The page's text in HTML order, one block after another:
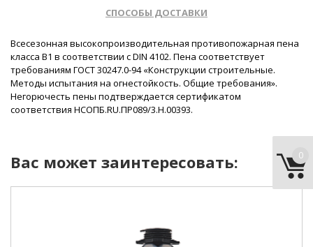
СПОСОБЫ ДОСТАВКИ
Всесезонная высокопроизводительная противопожарная пена
класса В1 в соответствии с DIN 4102. Пена соответствует
требованиям ГОСТ 30247.0-94 «Конструкции строительные.
Методы испытания на огнестойкость. Общие требования».
Негорючесть пены подтверждается сертификатом
соответствия НСОПБ.RU.ПР089/3.Н.00393.
Вас может заинтересовать: 0